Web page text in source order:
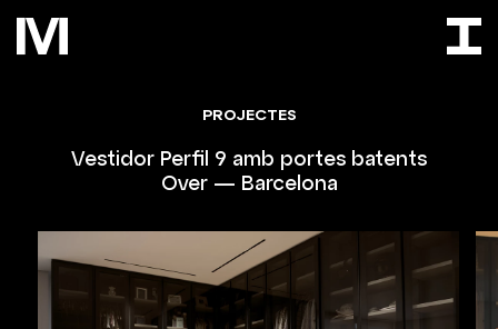
PROJECTES
Vestidor Perfil 9 amb portes batents
Over — Barcelona